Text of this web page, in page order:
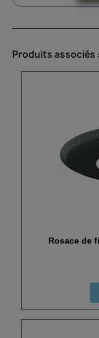
Produits associés :
Rosace de